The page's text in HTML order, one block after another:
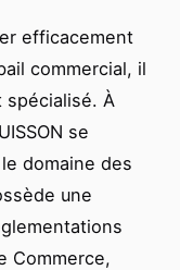
efficacement
commercial, il
spécialisé. À
se
domaine des
une
Commerce,